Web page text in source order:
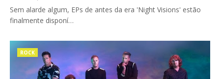
Sem alarde algum, EPs de antes da era 'Night Visions' estão
finalmente disponí…
ROCK